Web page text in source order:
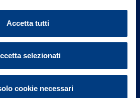
Accetta tutti
selezionati
cookie necessari